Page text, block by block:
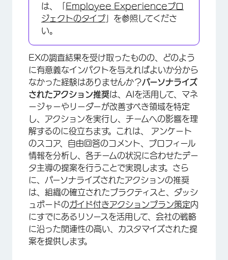
×
×
は、「 Employee Experienceプロ
ジェクトのタイプ 」を参照してくださ
い。
EXの調査結果を受け取ったものの、どのよう
に有意義なインパクトを与えればよいか分から
なかった経験はありませんか？パーソナライズ
されたアクション推奨は、AIを活用して、マネ
ージャーやリーダーが改善すべき領域を特定
し、アクションを実行し、チームへの影響を理
解するのに役立ちます。これは、 アンケート
のスコア、自由回答のコメント、プロフィール
情報を分析し、各チームの状況に合わせたデー
タ主導の提案を行うことで実現します。さら
に、パーソナライズされたアクションの推奨
は、組織の確立されたプラクティスと、ダッシ
ュボードのガイド付きアクションプラン策定内
にすでにあるリソースを活用して、会社の戦略
に沿った関連性の高い、カスタマイズされた提
案を提供します。